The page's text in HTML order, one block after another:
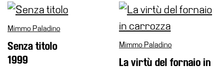
Storia
Sedi
Tutte
Mimmo Paladino
Senza titolo
1999
Mimmo Paladino
La virtù del fornaio in